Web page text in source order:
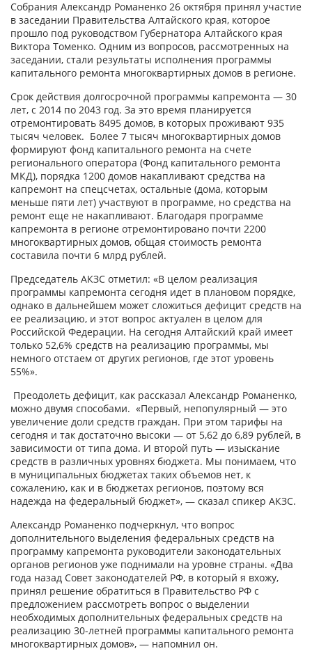
Собрания Александр Романенко 26 октября принял участие
в заседании Правительства Алтайского края, которое
прошло под руководством Губернатора Алтайского края
Виктора Томенко. Одним из вопросов, рассмотренных на
заседании, стали результаты исполнения программы
капитального ремонта многоквартирных домов в регионе.
Срок действия долгосрочной программы капремонта — 30
лет, с 2014 по 2043 год. За это время планируется
отремонтировать 8495 домов, в которых проживают 935
тысяч человек. Более 7 тысяч многоквартирных домов
формируют фонд капитального ремонта на счете
регионального оператора (Фонд капитального ремонта
МКД), порядка 1200 домов накапливают средства на
капремонт на спецсчетах, остальные (дома, которым
меньше пяти лет) участвуют в программе, но средства на
ремонт еще не накапливают. Благодаря программе
капремонта в регионе отремонтировано почти 2200
многоквартирных домов, общая стоимость ремонта
составила почти 6 млрд рублей.
Председатель АКЗС отметил: «В целом реализация
программы капремонта сегодня идет в плановом порядке,
однако в дальнейшем может сложиться дефицит средств на
ее реализацию, и этот вопрос актуален в целом для
Российской Федерации. На сегодня Алтайский край имеет
только 52,6% средств на реализацию программы, мы
немного отстаем от других регионов, где этот уровень
55%».
Преодолеть дефицит, как рассказал Александр Романенко,
можно двумя способами. «Первый, непопулярный — это
увеличение доли средств граждан. При этом тарифы на
сегодня и так достаточно высоки — от 5,62 до 6,89 рублей, в
зависимости от типа дома. И второй путь — изыскание
средств в различных уровнях бюджета. Мы понимаем, что
в муниципальных бюджетах таких объемов нет, к
сожалению, как и в бюджетах регионов, поэтому вся
надежда на федеральный бюджет», — сказал спикер АКЗС.
Александр Романенко подчеркнул, что вопрос
дополнительного выделения федеральных средств на
программу капремонта руководители законодательных
органов регионов уже поднимали на уровне страны. «Два
года назад Совет законодателей РФ, в который я вхожу,
принял решение обратиться в Правительство РФ с
предложением рассмотреть вопрос о выделении
необходимых дополнительных федеральных средств на
реализацию 30-летней программы капитального ремонта
многоквартирных домов», — напомнил он.